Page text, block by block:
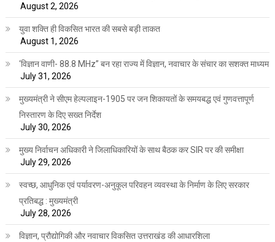
August 2, 2026
युवा शक्ति ही विकसित भारत की सबसे बड़ी ताकत
August 1, 2026
‘विज्ञान वाणी- 88.8 MHz” बन रहा राज्य में विज्ञान, नवाचार के संचार का सशक्त माध्यम
July 31, 2026
मुख्यमंत्री ने सीएम हेल्पलाइन-1905 पर जन शिकायतों के समयबद्ध एवं गुणवत्तापूर्ण
निस्तारण के दिए सख्त निर्देश
July 30, 2026
मुख्य निर्वाचन अधिकारी ने जिलाधिकारियों के साथ बैठक कर SIR पर की समीक्षा
July 29, 2026
स्वच्छ, आधुनिक एवं पर्यावरण-अनुकूल परिवहन व्यवस्था के निर्माण के लिए सरकार
प्रतिबद्ध : मुख्यमंत्री
July 28, 2026
विज्ञान, प्रौद्योगिकी और नवाचार विकसित उत्तराखंड की आधारशिला